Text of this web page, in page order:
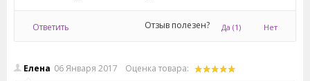
MANUFACTURING LTD, Бангкок, Таиланд, для
Масса нетто: 15 мл.
Ответить Отзыв полезен? Да (1) Нет
Елена 06Января 2017
Оценка товара: